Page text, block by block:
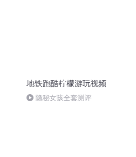
地铁跑酷柠檬游玩视频
隐秘女孩全套测评